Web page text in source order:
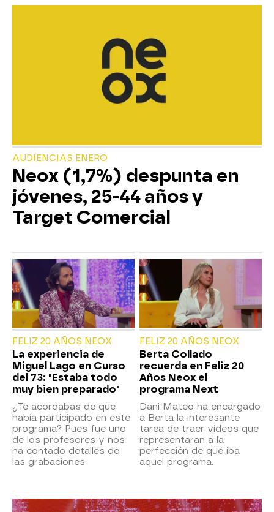
AUDIENCIAS ENERO
Neox (1,7%) despunta en
jóvenes, 25-44 años y
Target Comercial
FELIZ 20 AÑOS NEOX
La experiencia de
Miguel Lago en Curso
del 73: "Estaba todo
muy bien preparado"
¿Te acordabas de que
había participado en este
programa? Pues fue uno
de los profesores y nos
ha contado detalles de
las grabaciones.
FELIZ 20 AÑOS NEOX
Berta Collado
recuerda en Feliz 20
Años Neox el
programa Next
Dani Mateo ha encargado
a Berta la interesante
tarea de traer vídeos que
representaran a la
perfección de qué iba
aquel programa.